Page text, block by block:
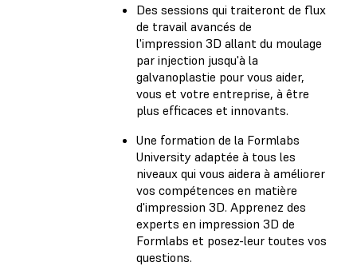
Des sessions qui traiteront de flux
de travail avancés de
l'impression 3D allant du moulage
par injection jusqu'à la
galvanoplastie pour vous aider,
vous et votre entreprise, à être
plus efficaces et innovants.
Une formation de la Formlabs
University adaptée à tous les
niveaux qui vous aidera à améliorer
vos compétences en matière
d'impression 3D. Apprenez des
experts en impression 3D de
Formlabs et posez-leur toutes vos
questions.